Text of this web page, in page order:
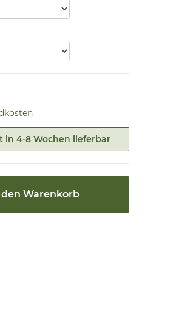
in 4-8 Wochen lieferbar
den Warenkorb